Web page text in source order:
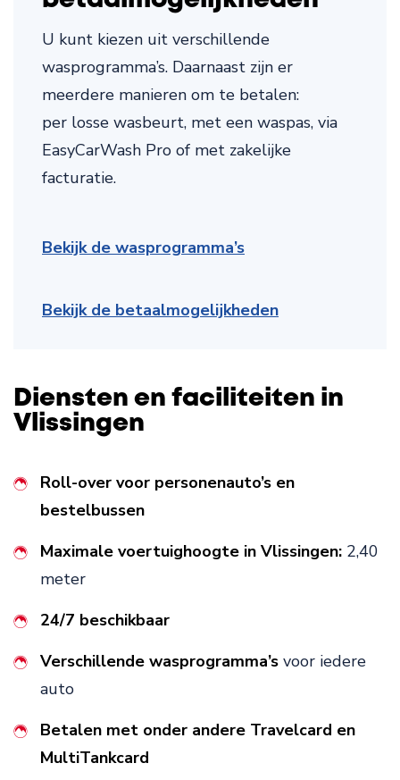
U kunt kiezen uit verschillende
wasprogramma’s. Daarnaast zijn er
meerdere manieren om te betalen:
per losse wasbeurt, met een waspas, via
EasyCarWash Pro of met zakelijke
facturatie.
Bekijk de wasprogramma’s
Bekijk de betaalmogelijkheden
Diensten en faciliteiten in
Vlissingen
Roll-over voor personenauto’s en
bestelbussen
Maximale voertuighoogte in Vlissingen: 2,40
meter
24/7 beschikbaar
Verschillende wasprogramma’s voor iedere
auto
Betalen met onder andere Travelcard en
MultiTankcard